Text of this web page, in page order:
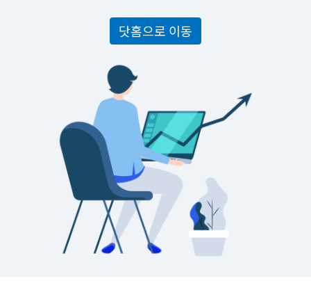
닷홈으로 이동